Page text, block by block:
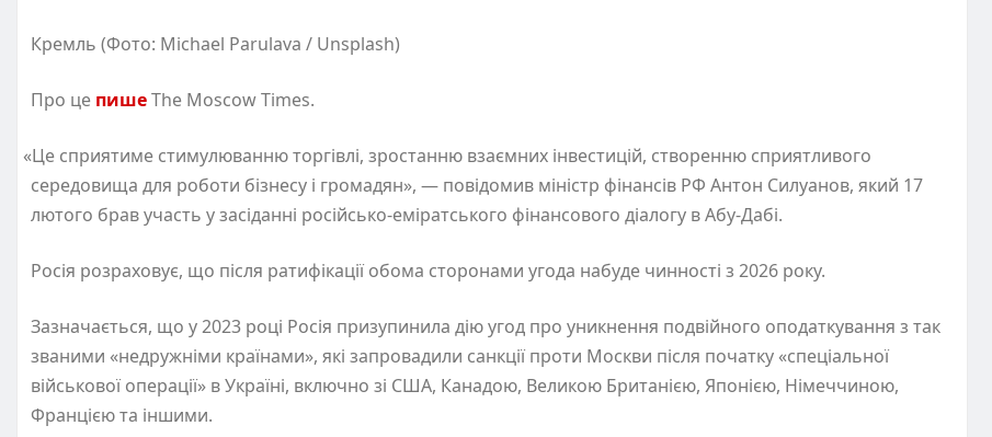
Кремль (Фото: Michael Parulava / Unsplash)
Про це пишеThe Moscow Times.
«Це сприятиме стимулюванню торгівлі, зростанню взаємних інвестицій, створенню сприятливого
середовища для роботи бізнесу і громадян», — повідомив міністр фінансів РФ Антон Силуанов, який 17
лютого брав участь у засіданні російсько-еміратського фінансового діалогу в Абу-Дабі.
Росія розраховує, що після ратифікації обома сторонами угода набуде чинності з 2026 року.
Зазначається, що у 2023 році Росія призупинила дію угод про уникнення подвійного оподаткування з так
званими «недружніми країнами», які запровадили санкції проти Москви після початку«спеціальної
військової операції» в Україні, включно зі США, Канадою, Великою Британією, Японією, Німеччиною,
Францією та іншими.